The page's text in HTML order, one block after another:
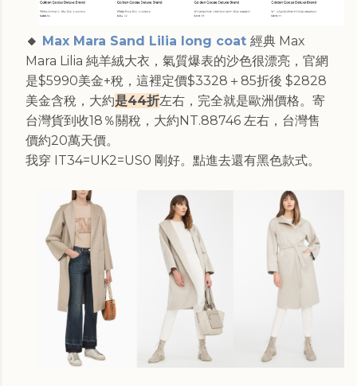
🔸 Max Mara Sand Lilia long coat 經典 Max
Mara Lilia 純羊絨大衣，氣質爆表的沙色很漂亮，官網
是$5990美金+稅，這裡定價$3328＋85折後 $2828
美金含稅，大約是44折左右，完全就是歐洲價格。寄
台灣貨到收18％關稅，大約NT.88746 左右，台灣售
價約20萬天價。
我穿 IT34=UK2=US0 剛好。點進去還有黑色款式。